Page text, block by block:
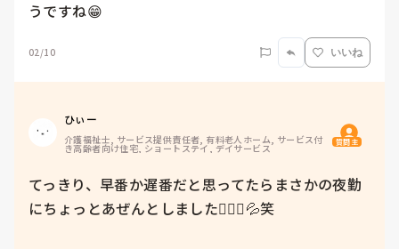
うですね😁
02/10 いいね
ひぃー
介護福祉士, サービス提供責任者, 有料老人ホーム, サービス付
き高齢者向け住宅, ショートステイ, デイサービス 質問主
てっきり、早番か遅番だと思ってたらまさかの夜勤
にちょっとあぜんとしました🤦🏻‍♀️💦笑